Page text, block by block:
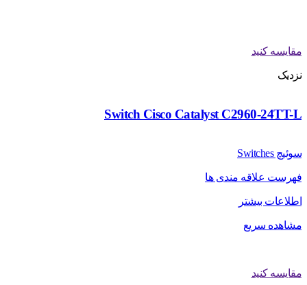
مقایسه کنید
نزدیک
Switch Cisco Catalyst C2960-24TT-L
سوئیچ Switches
فهرست علاقه مندی ها
اطلاعات بیشتر
مشاهده سریع
مقایسه کنید